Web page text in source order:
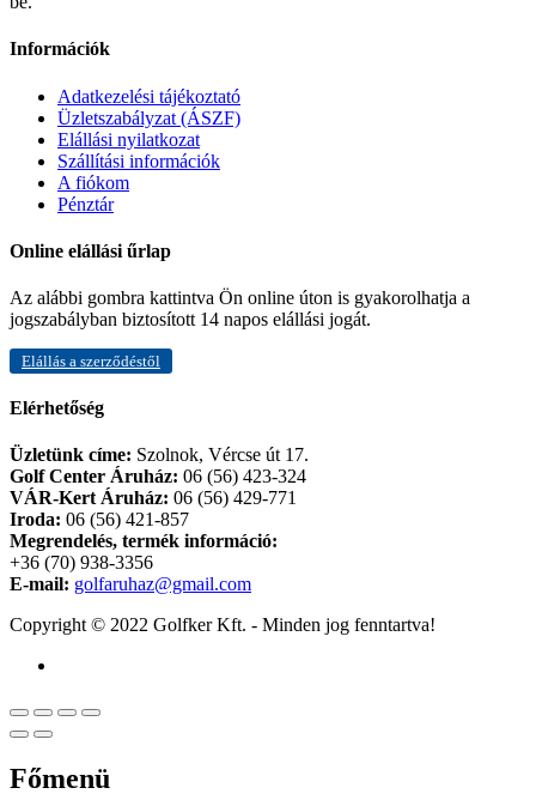
Információk
Adatkezelési tájékoztató
Üzletszabályzat (ÁSZF)
Elállási nyilatkozat
Szállítási információk
A fiókom
Pénztár
Online elállási űrlap
Az alábbi gombra kattintva Ön online úton is gyakorolhatja a
jogszabályban biztosított 14 napos elállási jogát.
Elállás a szerződéstől
Elérhetőség
Üzletünk címe: Szolnok, Vércse út 17.
Golf Center Áruház: 06 (56) 423-324
VÁR-Kert Áruház: 06 (56) 429-771
Iroda: 06 (56) 421-857
Megrendelés, termék információ:
+36 (70) 938-3356
E-mail: golfaruhaz@gmail.com
Copyright © 2022 Golfker Kft. - Minden jog fenntartva!
Főmenü